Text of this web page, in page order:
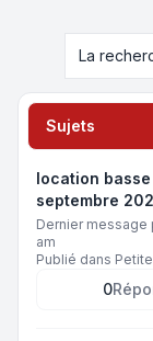
La
Sujets
location
septembre
Dernier message
am
Publié dans
0